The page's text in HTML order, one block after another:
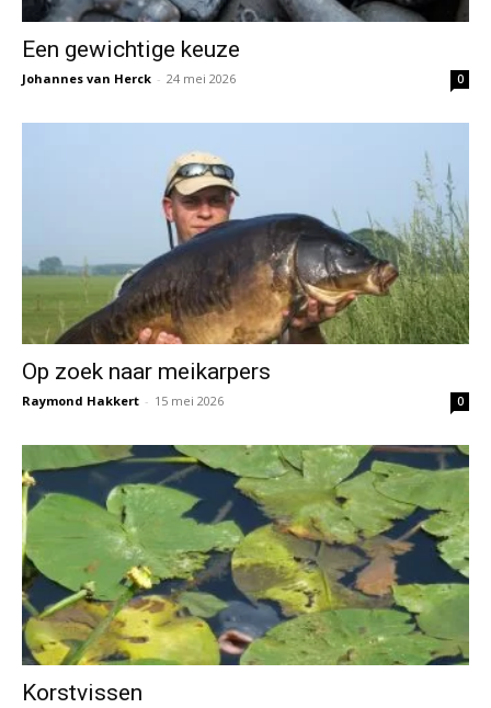
Een gewichtige keuze
Johannes van Herck - 24 mei 2026 0
Op zoek naar meikarpers
Raymond Hakkert - 15 mei 2026 0
Korstvissen